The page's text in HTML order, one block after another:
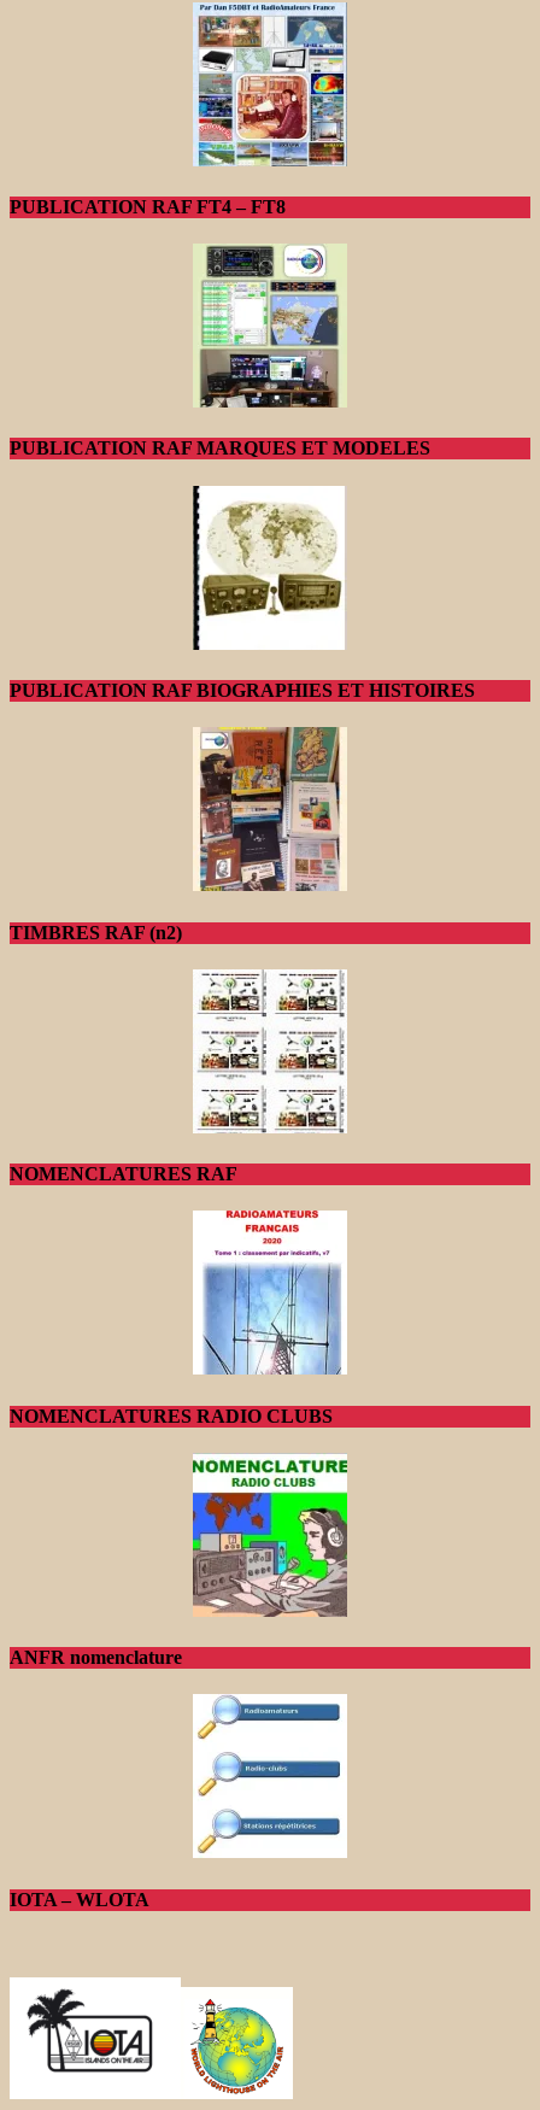
PUBLICATION RAF FT4 – FT8
PUBLICATION RAF MARQUES ET MODELES
PUBLICATION RAF BIOGRAPHIES ET HISTOIRES
TIMBRES RAF (n2)
NOMENCLATURES RAF
NOMENCLATURES RADIO CLUBS
ANFR nomenclature
IOTA – WLOTA